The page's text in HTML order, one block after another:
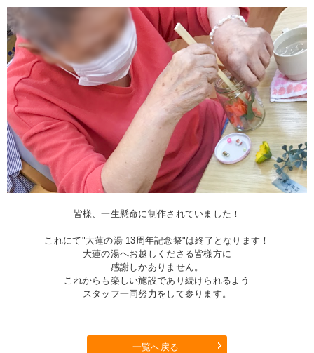
皆様、一生懸命に制作されていました！
これにて"大蓮の湯 13周年記念祭"は終了となります！
大蓮の湯へお越しくださる皆様方に
感謝しかありません。
これからも楽しい施設であり続けられるよう
スタッフ一同努力をして参ります。
一覧へ戻る